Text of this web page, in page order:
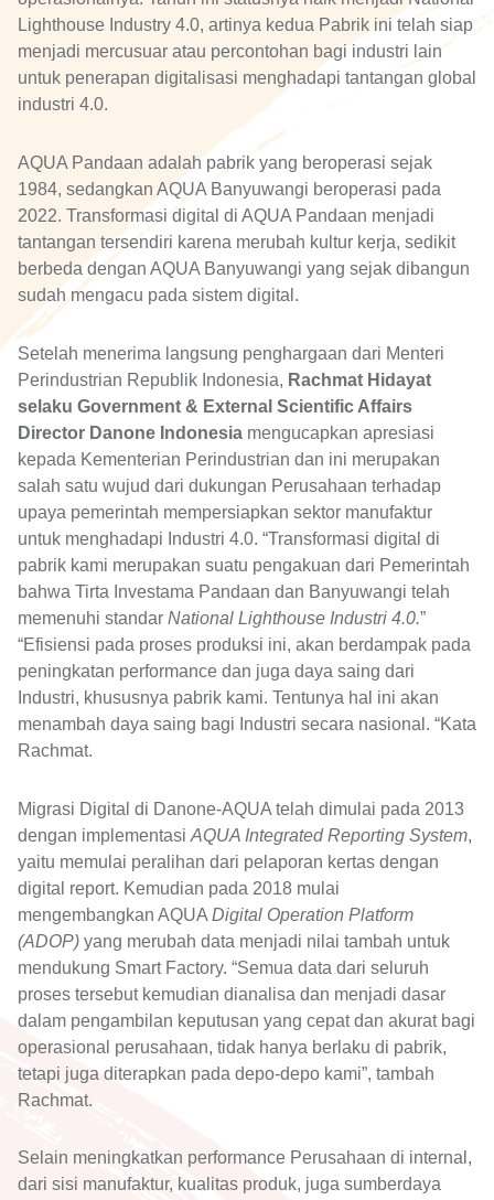
Lighthouse Industry 4.0, artinya kedua Pabrik ini telah siap
menjadi mercusuar atau percontohan bagi industri lain
untuk penerapan digitalisasi menghadapi tantangan global
industri 4.0.
AQUA Pandaan adalah pabrik yang beroperasi sejak
1984, sedangkan AQUA Banyuwangi beroperasi pada
2022. Transformasi digital di AQUA Pandaan menjadi
tantangan tersendiri karena merubah kultur kerja, sedikit
berbeda dengan AQUA Banyuwangi yang sejak dibangun
sudah mengacu pada sistem digital.
Setelah menerima langsung penghargaan dari Menteri
Perindustrian Republik Indonesia, Rachmat Hidayat
selaku Government & External Scientific Affairs
Director Danone Indonesia mengucapkan apresiasi
kepada Kementerian Perindustrian dan ini merupakan
salah satu wujud dari dukungan Perusahaan terhadap
upaya pemerintah mempersiapkan sektor manufaktur
untuk menghadapi Industri 4.0. “Transformasi digital di
pabrik kami merupakan suatu pengakuan dari Pemerintah
bahwa Tirta Investama Pandaan dan Banyuwangi telah
memenuhi standar National Lighthouse Industri 4.0.”
“Efisiensi pada proses produksi ini, akan berdampak pada
peningkatan performance dan juga daya saing dari
Industri, khususnya pabrik kami. Tentunya hal ini akan
menambah daya saing bagi Industri secara nasional. “Kata
Rachmat.
Migrasi Digital di Danone-AQUA telah dimulai pada 2013
dengan implementasi AQUA Integrated Reporting System,
yaitu memulai peralihan dari pelaporan kertas dengan
digital report. Kemudian pada 2018 mulai
mengembangkan AQUA Digital Operation Platform
(ADOP) yang merubah data menjadi nilai tambah untuk
mendukung Smart Factory. “Semua data dari seluruh
proses tersebut kemudian dianalisa dan menjadi dasar
dalam pengambilan keputusan yang cepat dan akurat bagi
operasional perusahaan, tidak hanya berlaku di pabrik,
tetapi juga diterapkan pada depo-depo kami”, tambah
Rachmat.
Selain meningkatkan performance Perusahaan di internal,
dari sisi manufaktur, kualitas produk, juga sumberdaya